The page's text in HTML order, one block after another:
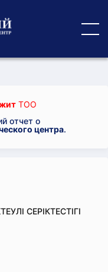
ТОО
отчет о
центра.
СЕРІКТЕСТІГІ